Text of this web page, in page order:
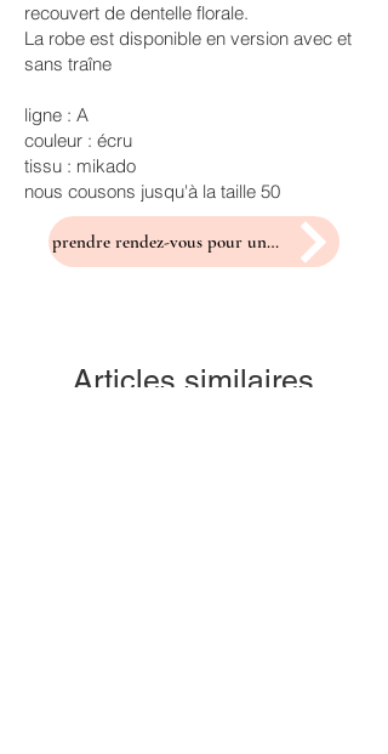
recouvert de dentelle florale.
La robe est disponible en version avec et
sans traîne
ligne : A
couleur : écru
tissu : mikado
nous cousons jusqu'à la taille 50
prendre rendez-vous pour un essayage
Articles similaires